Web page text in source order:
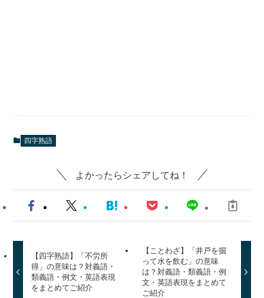
四字熟語
よかったらシェアしてね！
【四字熟語】「不労所
得」の意味は？対義語・
類義語・例文・英語表現
をまとめてご紹介
【ことわざ】「井戸を掘
って水を飲む」の意味
は？対義語・類義語・例
文・英語表現をまとめて
ご紹介